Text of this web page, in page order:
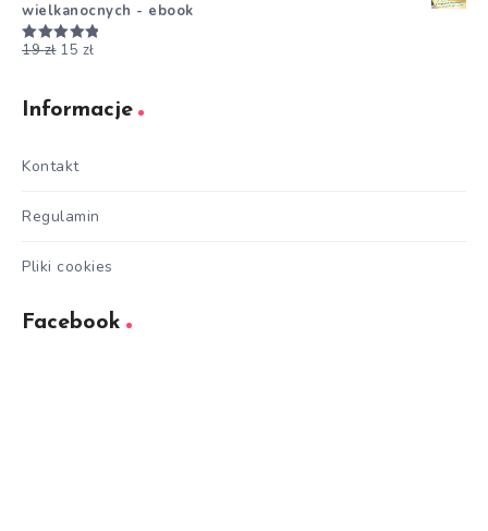
wielkanocnych - ebook
Oceniono
19zł 15 zł
Informacje
Kontakt
Regulamin
Pliki cookies
Facebook